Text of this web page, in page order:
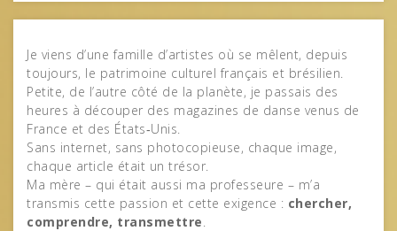
Je viens d’une famille d’artistes où se mêlent, depuis
toujours, le patrimoine culturel français et brésilien.
Petite, de l’autre côté de la planète, je passais des
heures à découper des magazines de danse venus de
France et des États‑Unis.
Sans internet, sans photocopieuse, chaque image,
chaque article était un trésor.
Ma mère – qui était aussi ma professeure – m’a
transmis cette passion et cette exigence : chercher,
comprendre, transmettre.